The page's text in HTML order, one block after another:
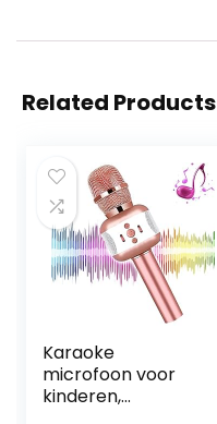
Related Products
Karaoke
microfoon voor
kinderen,